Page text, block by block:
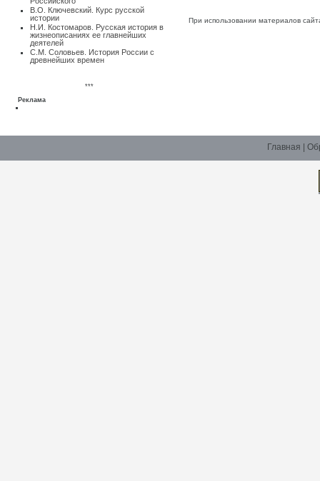
В.О. Ключевский. Курс русской
истории
Н.И. Костомаров. Русская история в
жизнеописаниях ее главнейших
деятелей
С.М. Соловьев. История России с
древнейших времен
***
Реклама
При использовании материалов
Главная